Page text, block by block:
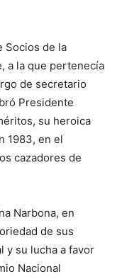
Socios de la
a la que pertenecía
de secretario
Presidente
su heroica
1983, en el
cazadores de
Narbona, en
de sus
y su lucha a favor
Nacional